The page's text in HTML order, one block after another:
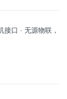
接口 · 无源物联，